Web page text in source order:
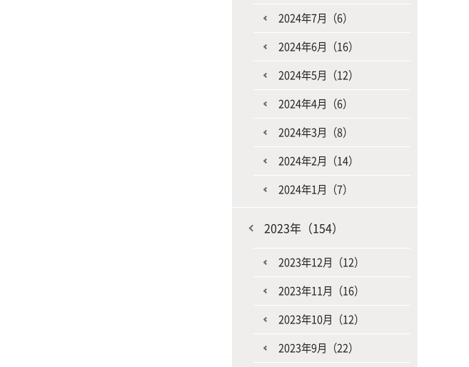
2024年7月（6）
2024年6月（16）
2024年5月（12）
2024年4月（6）
2024年3月（8）
2024年2月（14）
2024年1月（7）
2023年（154）
2023年12月（12）
2023年11月（16）
2023年10月（12）
2023年9月（22）